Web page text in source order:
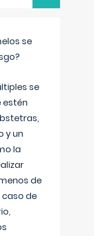
se
se
estén
y un
la
de
caso de